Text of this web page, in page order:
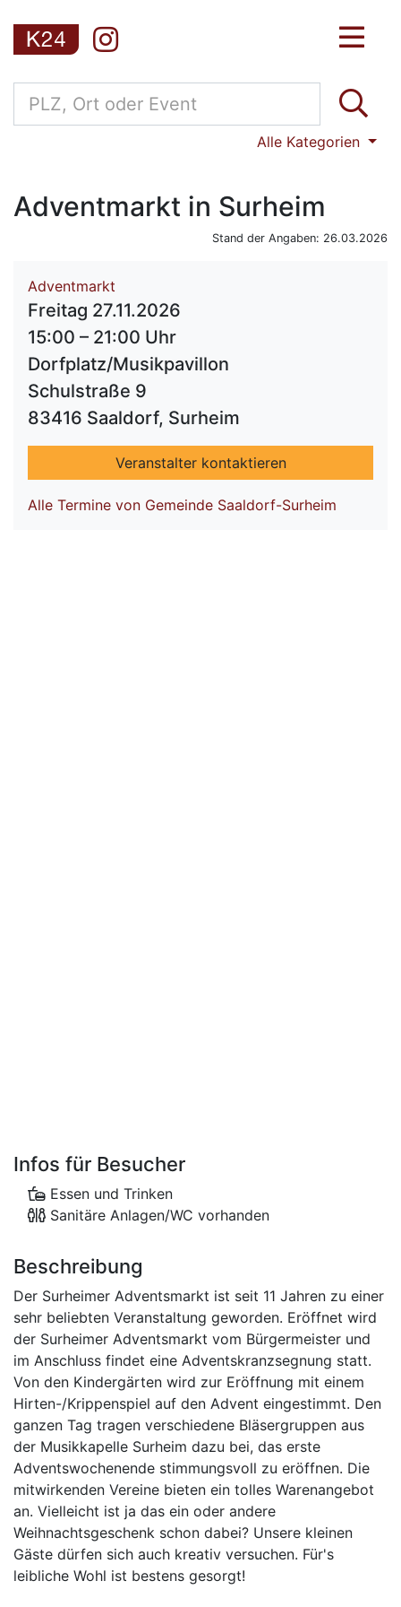
Alle Kategorien
Adventmarkt in Surheim
Stand der Angaben: 26.03.2026
Adventmarkt
Freitag 27.11.2026
15:00 – 21:00 Uhr
Dorfplatz/Musikpavillon
Schulstraße 9
83416 Saaldorf, Surheim
Veranstalter kontaktieren
Alle Termine von Gemeinde Saaldorf-Surheim
Infos für Besucher
Essen und Trinken
Sanitäre Anlagen/WC vorhanden
Beschreibung
Der Surheimer Adventsmarkt ist seit 11 Jahren zu einer
sehr beliebten Veranstaltung geworden. Eröffnet wird
der Surheimer Adventsmarkt vom Bürgermeister und
im Anschluss findet eine Adventskranzsegnung statt.
Von den Kindergärten wird zur Eröffnung mit einem
Hirten-/Krippenspiel auf den Advent eingestimmt. Den
ganzen Tag tragen verschiedene Bläsergruppen aus
der Musikkapelle Surheim dazu bei, das erste
Adventswochenende stimmungsvoll zu eröffnen. Die
mitwirkenden Vereine bieten ein tolles Warenangebot
an. Vielleicht ist ja das ein oder andere
Weihnachtsgeschenk schon dabei? Unsere kleinen
Gäste dürfen sich auch kreativ versuchen. Für's
leibliche Wohl ist bestens gesorgt!